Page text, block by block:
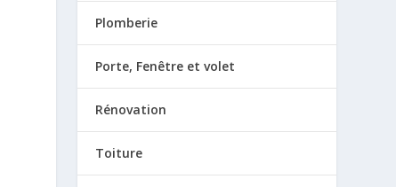
Plomberie
Porte, Fenêtre et volet
Rénovation
Toiture